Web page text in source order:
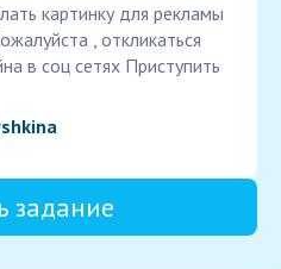
картинку для рекламы
, откликаться
в соц сетях Приступить
задание